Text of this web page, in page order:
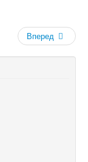
Вперед